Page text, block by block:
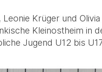
Krüger und
Kleinostheim in
Jugend U12 bis